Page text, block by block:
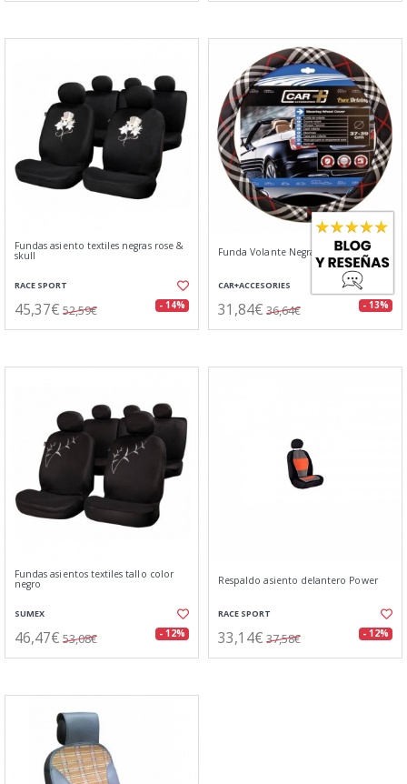
Fundas asiento textiles negras rose &
skull
RACE SPORT
45,37€ 52,59€ - 14%
Funda Volante Negra estilo Británico
CAR+ACCESORIES
31,84€ 36,64€ - 13%
Fundas asientos textiles tallo color
negro
SUMEX
46,47€ 53,08€ - 12%
Respaldo asiento delantero Power
RACE SPORT
33,14€ 37,58€ - 12%